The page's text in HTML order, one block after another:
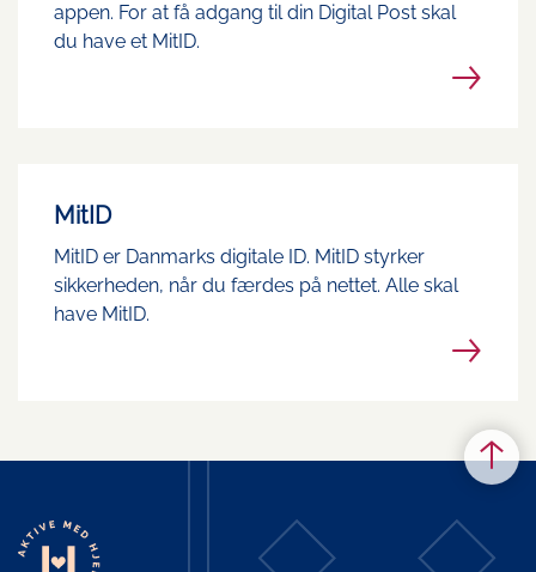
appen. For at få adgang til din Digital Post skal
du have et MitID.
MitID
MitID er Danmarks digitale ID. MitID styrker
sikkerheden, når du færdes på nettet. Alle skal
have MitID.